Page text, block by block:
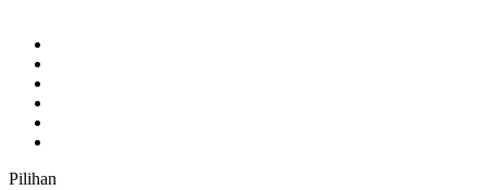
Pilihan